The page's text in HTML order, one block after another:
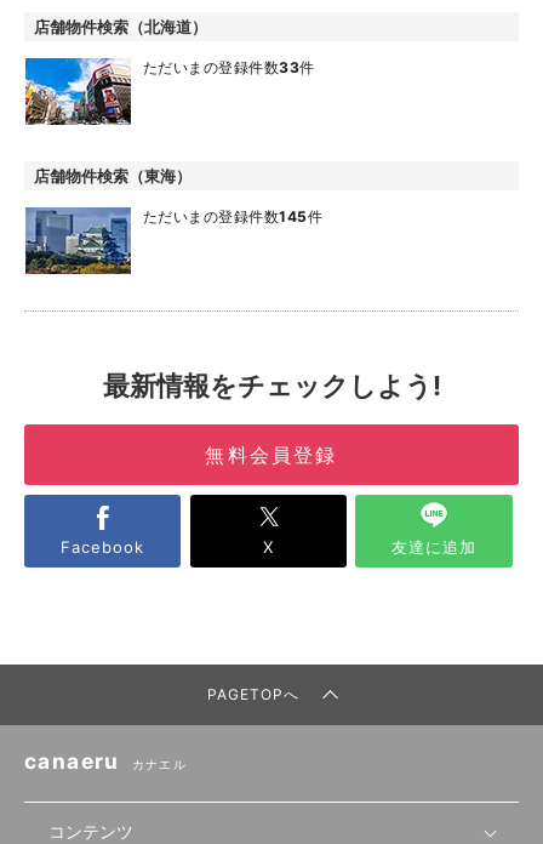
店舗物件検索（北海道）
ただいまの登録件数33件
店舗物件検索（東海）
ただいまの登録件数145件
最新情報をチェックしよう!
無料会員登録
Facebook X 友達に追加
PAGETOPへ
canaeru カナエル
コンテンツ